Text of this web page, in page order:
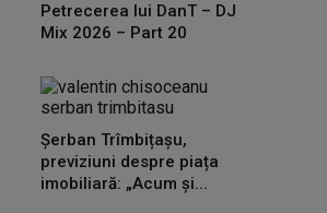
Petrecerea lui DanT – DJ
Mix 2026 – Part 20
Șerban Trîmbițașu,
previziuni despre piața
imobiliară: „Acum și...